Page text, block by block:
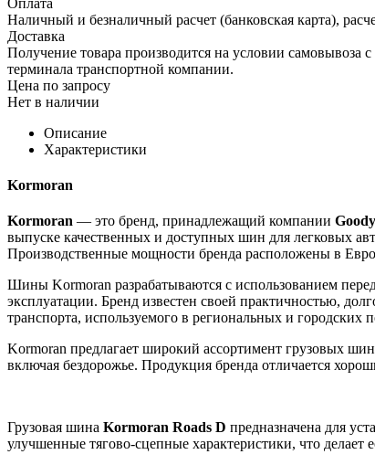
Наличный и безналичный расчет (банковская карта),
Доставка
Получение товара производится на условии самовывоза
терминала транспортной компании.
Цена по запросу
Нет в наличии
Описание
Характеристики
Kormoran
Kormoran — это бренд, принадлежащий компании
выпуске качественных и доступных шин для легковых
Производственные мощности бренда расположены в
Шины Kormoran разрабатываются с использованием
эксплуатации. Бренд известен своей практичностью,
транспорта, используемого в региональных и городских
Kormoran предлагает широкий ассортимент грузовых
включая бездорожье. Продукция бренда отличается
Грузовая шина Kormoran Roads D предназначена для
улучшенные тягово-сцепные характеристики, что